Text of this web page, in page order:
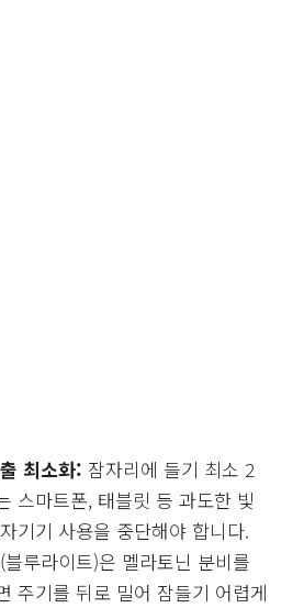
최소화: 잠자리에 들기 최소 2
스마트폰, 태블릿 등 과도한 빛
기기 사용을 중단해야 합니다.
루라이트)은 멜라토닌 분비를
주기를 뒤로 밀어 잠들기 어렵게